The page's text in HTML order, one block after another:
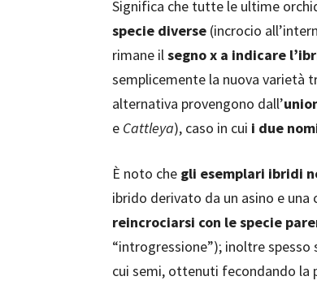
Significa che tutte le ultime
specie diverse (incrocio
rimane ilsegno x a indicare
semplicemente la nuova varietà
alternativa provengono dall’
e Cattleya), caso in cui i due
È noto che gli esemplari ibridi
ibrido derivato da un asino e una
reincrociarsi con le specie
“introgressione”); inoltre spesso
cui semi, ottenuti fecondando la